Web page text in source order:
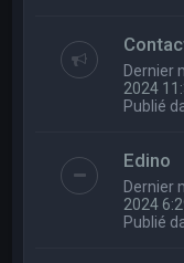
Dernier
2024
Publié
Edino
Dernier
2024
Publié